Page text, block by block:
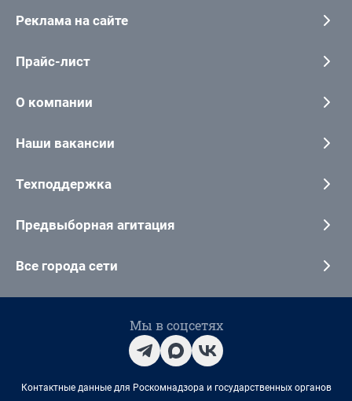
Реклама на сайте
Прайс-лист
О компании
Наши вакансии
Техподдержка
Предвыборная агитация
Все города сети
Мы в соцсетях
Контактные данные для Роскомнадзора и государственных органов